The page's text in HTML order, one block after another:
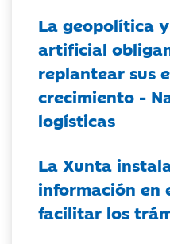
La geopolítica
artificial
replantear sus
crecimiento -
logísticas
La Xunta
información en
facilitar los